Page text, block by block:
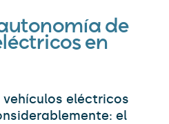
de
en
eléctricos
el